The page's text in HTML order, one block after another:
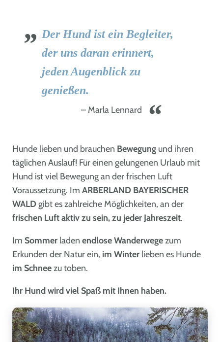
Der Hund ist ein Begleiter,
der uns daran erinnert,
jeden Augenblick zu
genießen.
Marla Lennard
Hunde lieben und brauchen Bewegung und ihren
täglichen Auslauf! Für einen gelungenen Urlaub mit
Hund ist viel Bewegung an der frischen Luft
Voraussetzung. Im ARBERLAND BAYERISCHER
WALDgibt es zahlreiche Möglichkeiten, an der
frischen Luft aktiv zu sein, zu jeder Jahreszeit.
Im Sommer laden endlose Wanderwegezum
Erkunden der Natur ein, im Winter lieben es Hunde
im Schneezu toben.
Ihr Hund wird viel Spaß mit Ihnen haben.